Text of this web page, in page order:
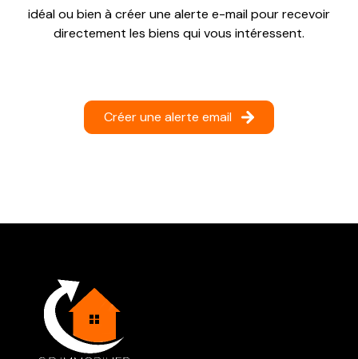
idéal ou bien à créer une alerte e-mail pour recevoir
directement les biens qui vous intéressent.
Créer une alerte email